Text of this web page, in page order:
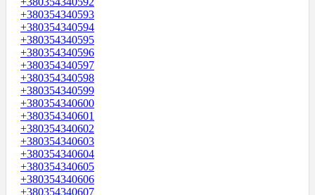
+380354340593
+380354340594
+380354340595
+380354340596
+380354340597
+380354340598
+380354340599
+380354340600
+380354340601
+380354340602
+380354340603
+380354340604
+380354340605
+380354340606
+380354340607